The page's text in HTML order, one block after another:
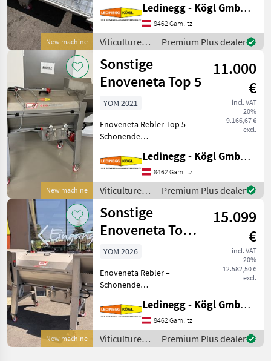
New machine
Technologie, Baujahr 2026
Beschreibung: Die
Enoveneta Maischepumpe
T 608 aus dem
Ledinegg - Kögl GmbH - Obst- und Weinbautechnik
8462 Gamlitz
Viticulture
equipment /
Enoveneta
Premium Plus dealer
New machine
Sonstige
Enoveneta Top 5
11.000
€
incl. VAT
20%
9.166,67 €
excl.
YOM 2021
Enoveneta Rebler Top 5 –
Schonende
herausragendem Preis-
Leistungs-Verhältnis
Beschreibung: Der
Enoveneta Rebler Top 5 ist
Ledinegg - Kögl GmbH - Obst- und Weinbautechnik
8462 Gamlitz
Viticulture
equipment /
Sonstige
Premium Plus dealer
New machine
Sonstige
Enoveneta Top
10
15.099
€
incl. VAT
20%
12.582,50 €
excl.
YOM 2026
Enoveneta Rebler –
Schonende
herausragendem Preis-
Leistungs-Verhältnis
Beschreibung: Der
Enoveneta Rebler ist eine
Ledinegg - Kögl GmbH - Obst- und Weinbautechnik
8462 Gamlitz
Viticulture
equipment /
Premium Plus dealer